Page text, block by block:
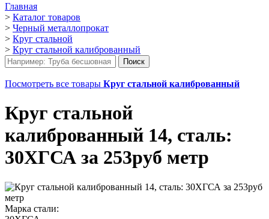
Главная
> Каталог товаров
> Черный металлопрокат
> Круг стальной
> Круг стальной калиброванный
Посмотреть все товары Круг стальной калиброванный
Круг стальной
калиброванный 14, сталь:
30ХГСА за 253руб метр
Марка стали: